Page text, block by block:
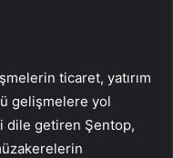
ticaret, yatırım
gelişmelere yol
dile getiren Şentop,